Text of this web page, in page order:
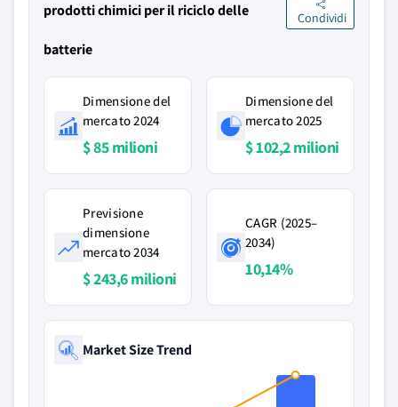
prodotti chimici per il riciclo delle
batterie
Condividi
Dimensione del
mercato 2024
$ 85 milioni
Dimensione del
mercato 2025
$ 102,2 milioni
Previsione
dimensione
mercato 2034
$ 243,6 milioni
CAGR (2025–
2034)
10,14%
Market Size Trend